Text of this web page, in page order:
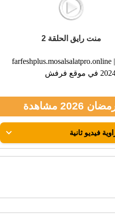
منت رايق الحلقة 2
farfeshplus.mosalsalatpro.online | مسلسل منت رايق الحلقة 3 -